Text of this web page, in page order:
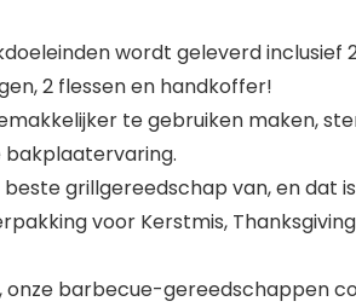
wordt geleverd inclusief
2 flessen en handkoffer!
te gebruiken maken,
grillgereedschap van, en dat
voor Kerstmis,
onze barbecue-gereedschappen